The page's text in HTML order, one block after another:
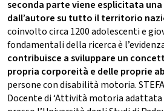
seconda parte viene esplicitata
dall’autore su tutto il territorio
coinvolto circa 1200 adolescenti e
fondamentali della ricerca è
contribuisce a sviluppare un
propria corporeità e delle proprie
persone con disabilità motoria.
Docente di ‘Attività motoria adattata